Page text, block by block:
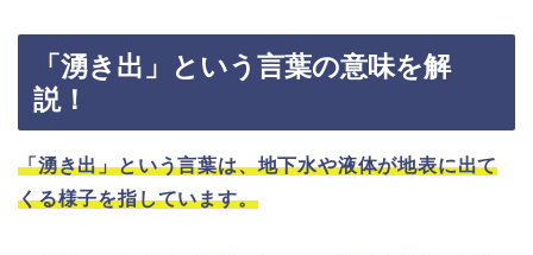
「湧き出」という言葉の意味を解
説！
「湧き出」という言葉は、地下水や液体が地表に出て
くる様子を指しています。